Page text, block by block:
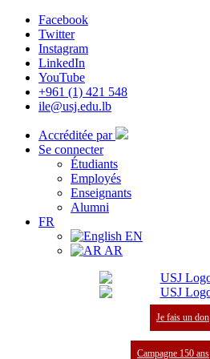
Facebook
Twitter
Instagram
LinkedIn
YouTube
+961 (1) 421 548
ile@usj.edu.lb
Accréditée par
Se connecter
Étudiants
Employés
Enseignants
Alumni
FR
EN
AR
Je fais un don
Campagne 150 ans